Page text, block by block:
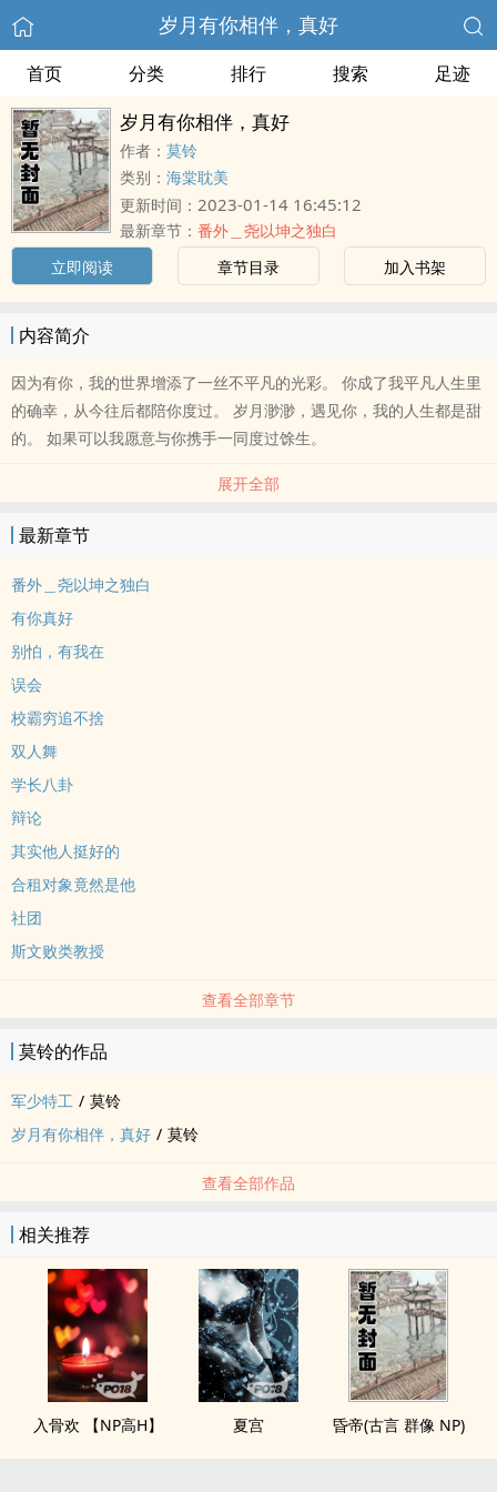
岁月有你相伴，真好
首页 分类 排行 搜索 足迹
岁月有你相伴，真好
作者： 莫铃
类别： 海棠耽美
更新时间： 2023-01-14 16:45:12
最新章节： 番外＿尧以坤之独白
立即阅读
章节目录 加入书架
内容简介
因为有你，我的世界增添了一丝不平凡的光彩。 你成了我平凡人生里
的确幸，从今往后都陪你度过。 岁月渺渺，遇见你，我的人生都是甜
的。 如果可以我愿意与你携手一同度过馀生。
展开全部
最新章节
番外＿尧以坤之独白
有你真好
别怕，有我在
误会
校霸穷追不捨
双人舞
学长八卦
辩论
其实他人挺好的
合租对象竟然是他
社团
斯文败类教授
查看全部章节
莫铃的作品
军少特工 / 莫铃
岁月有你相伴，真好 / 莫铃
查看全部作品
相关推荐
入骨欢 【NP高H】 夏宫 昏帝(古言 群像 NP)